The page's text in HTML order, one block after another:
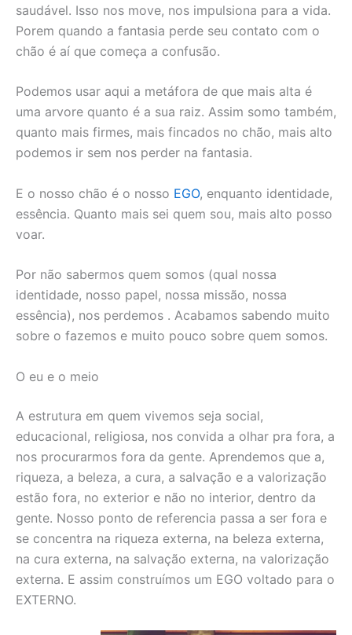
saudável. Isso nos move, nos impulsiona para a vida.
Porem quando a fantasia perde seu contato com o
chão é aí que começa a confusão.
Podemos usar aqui a metáfora de que mais alta é
uma arvore quanto é a sua raiz. Assim somo também,
quanto mais firmes, mais fincados no chão, mais alto
podemos ir sem nos perder na fantasia.
E o nosso chão é o nosso EGO, enquanto identidade,
essência. Quanto mais sei quem sou, mais alto posso
voar.
Por não sabermos quem somos (qual nossa
identidade, nosso papel, nossa missão, nossa
essência), nos perdemos . Acabamos sabendo muito
sobre o fazemos e muito pouco sobre quem somos.
O eu e o meio
A estrutura em quem vivemos seja social,
educacional, religiosa, nos convida a olhar pra fora, a
nos procurarmos fora da gente. Aprendemos que a,
riqueza, a beleza, a cura, a salvação e a valorização
estão fora, no exterior e não no interior, dentro da
gente. Nosso ponto de referencia passa a ser fora e
se concentra na riqueza externa, na beleza externa,
na cura externa, na salvação externa, na valorização
externa. E assim construímos um EGO voltado para o
EXTERNO.